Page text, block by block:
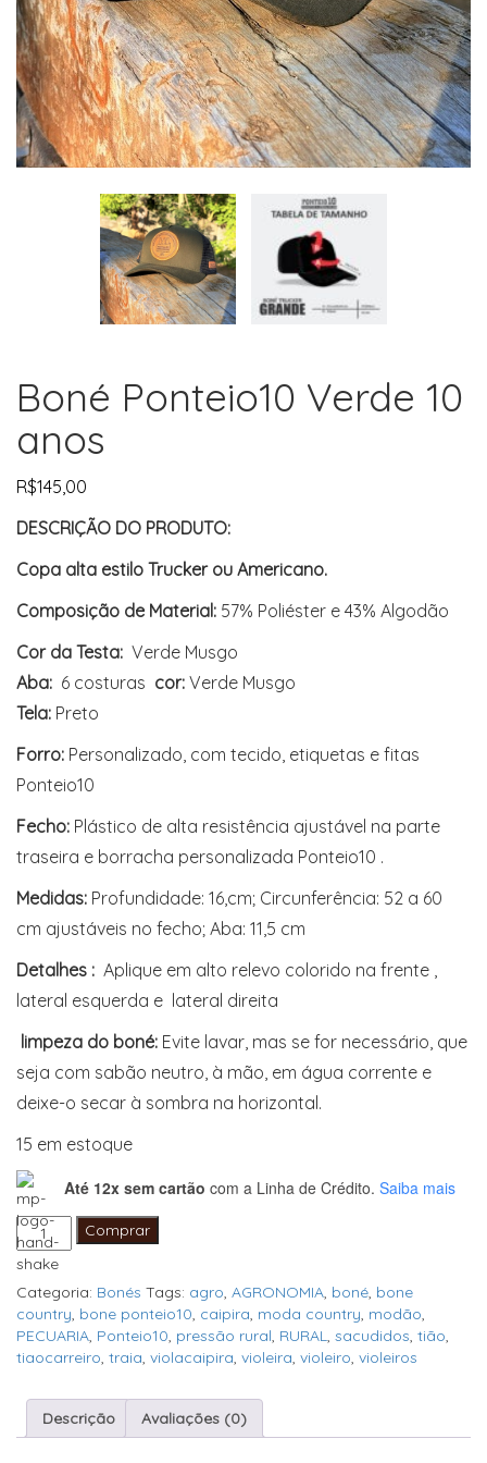
Boné Ponteio10 Verde 10
anos
R$145,00
DESCRIÇÃO DO PRODUTO:
Copa alta estilo Trucker ou Americano.
Composição de Material: 57% Poliéster e 43% Algodão
Cor da Testa: Verde Musgo
Aba: 6 costuras cor: Verde Musgo
Tela: Preto
Forro: Personalizado, com tecido, etiquetas e fitas
Ponteio10
Fecho: Plástico de alta resistência ajustável na parte
traseira e borracha personalizada Ponteio10 .
Medidas: Profundidade: 16,cm; Circunferência: 52 a 60
cm ajustáveis no fecho; Aba: 11,5 cm
Detalhes : Aplique em alto relevo colorido na frente ,
lateral esquerda e lateral direita
limpeza do boné: Evite lavar, mas se for necessário, que
seja com sabão neutro, à mão, em água corrente e
deixe-o secar à sombra na horizontal.
15 em estoque
Até 12x sem cartão com a Linha de Crédito. Saiba mais
Boné
Ponteio10
Verde
10
anos
quantidade
Comprar
Categoria: Bonés Tags: agro, AGRONOMIA, boné, bone
country, bone ponteio10, caipira, moda country, modão,
PECUARIA, Ponteio10, pressão rural, RURAL, sacudidos, tião,
tiaocarreiro, traia, violacaipira, violeira, violeiro, violeiros
Descrição Avaliações (0)